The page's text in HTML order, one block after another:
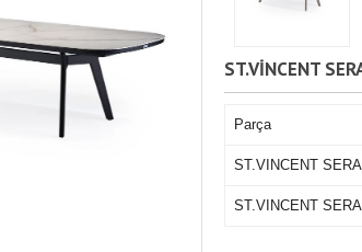
ST.VİNCENT
Parça
ST.VINCENT
ST.VINCENT